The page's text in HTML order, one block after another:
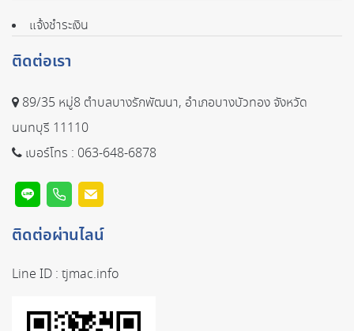
แจ้งชำระเงิน
ติดต่อเรา
89/35 หมู่8 ตำบลบางรักพัฒนา, อำเภอบางบัวทอง จังหวัด
นนทบุรี 11110
เบอร์โทร : 063-648-6878
ติดต่อผ่านไลน์
Line ID : tjmac.info